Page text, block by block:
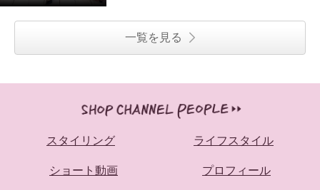
一覧を見る
スタイリング ライフスタイル
ショート動画 プロフィール